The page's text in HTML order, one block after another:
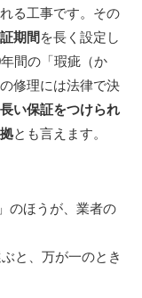
る工事です。その
期間 を長く設定し
間の「瑕疵（か
修理には法律で決
長い保証をつけられ
とも言えます。
のほうが、業者の
と、万が一のとき